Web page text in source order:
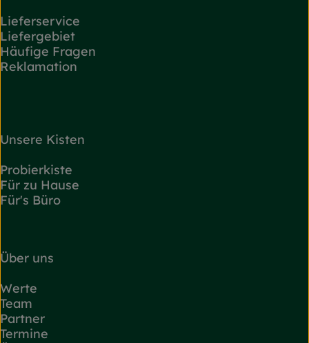
Lieferservice
Liefergebiet
Häufige Fragen
Reklamation
Unsere Kisten
Probierkiste
Für zu Hause
Für's Büro
Über uns
Werte
Team
Partner
Termine